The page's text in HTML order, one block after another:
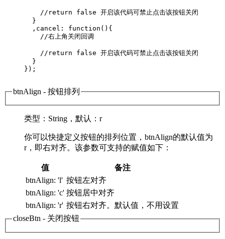
    //return false 开启该代码可禁止点击该按钮关闭
  }
  ,cancel: function(){
    //右上角关闭回调
    //return false 开启该代码可禁止点击该按钮关闭
  }
});
btnAlign - 按钮排列
类型 ：String， 默认 ：r
你可以快捷定义按钮的排列位置，btnAlign的默认值为
r，即右对齐。该参数可支持的赋值如下：
值
备注
btnAlign: 'l' 按钮左对齐
btnAlign: 'c' 按钮居中对齐
btnAlign: 'r' 按钮右对齐。默认值，不用设置
closeBtn - 关闭按钮